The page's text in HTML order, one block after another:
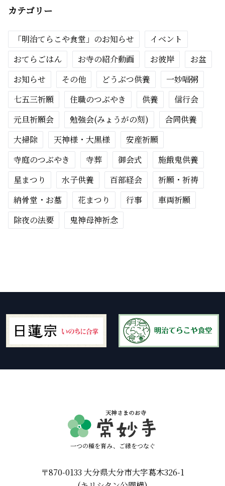
カテゴリー
「明治てらこや食堂」のお知らせ
イベント
おてらごはん
お寺の紹介動画 お彼岸
お盆
お知らせ
その他 どうぶつ供養
一妙唱粥
七五三祈願
住職のつぶやき 供養
信行会
元旦祈願会
勉強会(みょうがの刻)
合同供養
大掃除
天神様・大黒様
安産祈願
寺庭のつぶやき
寺葬 御会式
施餓鬼供養
星まつり
水子供養 百部経会
祈願・祈祷
納骨堂・お墓
花まつり 行事
車両祈願
除夜の法要
鬼神母神祈念
一つの種を育み、ご縁をつなぐ
〒870-0133 大分県大分市大字葛木326-1